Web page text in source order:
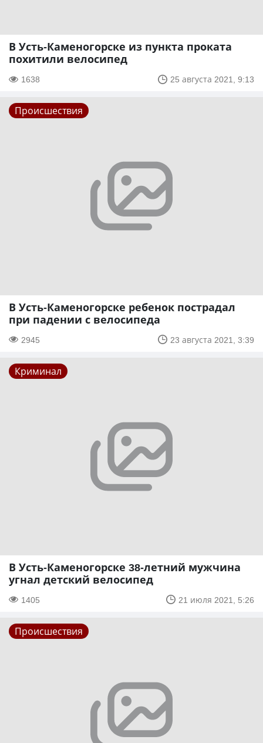
В Усть-Каменогорске из пункта проката
похитили велосипед
1638 25 августа 2021, 9:13
Происшествия
В Усть-Каменогорске ребенок пострадал
при падении с велосипеда
2945 23 августа 2021, 3:39
Криминал
В Усть-Каменогорске 38-летний мужчина
угнал детский велосипед
1405 21 июля 2021, 5:26
Происшествия